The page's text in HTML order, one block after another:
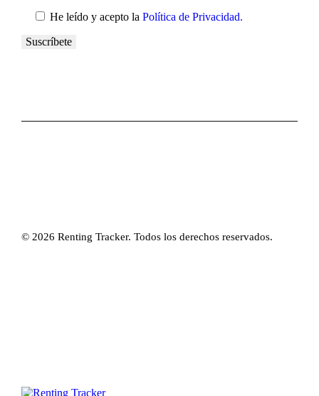
He leído y acepto la Política de Privacidad.
© 2026 Renting Tracker. Todos los derechos reservados.